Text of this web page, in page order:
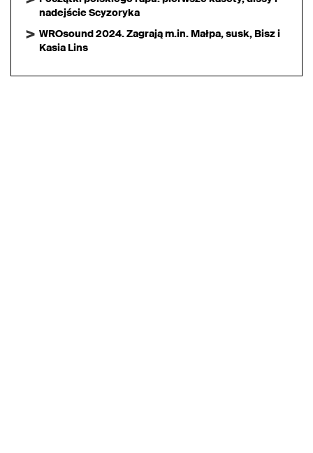
nadejście Scyzoryka
WROsound 2024. Zagrają m.in. Małpa, susk, Bisz i
Kasia Lins